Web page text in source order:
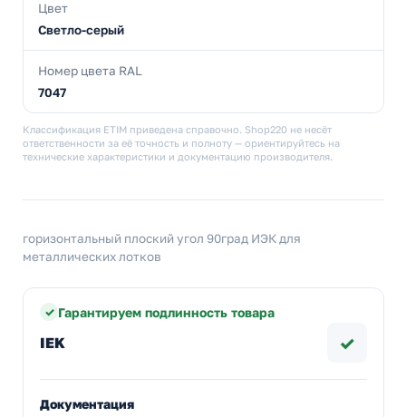
Цвет
Светло-серый
Номер цвета RAL
7047
Классификация ETIM приведена справочно. Shop220 не несёт
ответственности за её точность и полноту — ориентируйтесь на
технические характеристики и документацию производителя.
горизонтальный плоский угол 90град ИЭК для
металлических лотков
Гарантируем подлинность товара
IEK ✓
Документация